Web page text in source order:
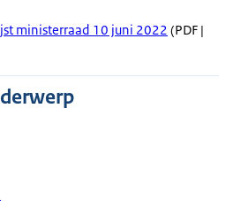
ministerraad 10 juni 2022 (PDF |